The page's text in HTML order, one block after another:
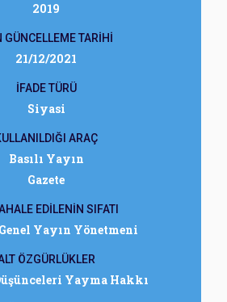
2019
GÜNCELLEME TARİHİ
21/12/2021
İFADE TÜRÜ
Siyasi
ARAÇ
Basılı Yayın
Gazete
EDİLENİN SIFATI
Yayın Yönetmeni
ÖZGÜRLÜKLER
Yayma Hakkı